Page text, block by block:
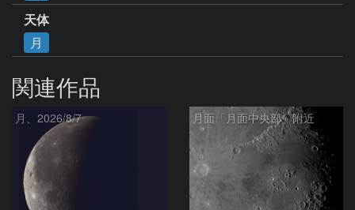
天体
月
関連作品
月、2026/8/7 月面「月面中央部」附近